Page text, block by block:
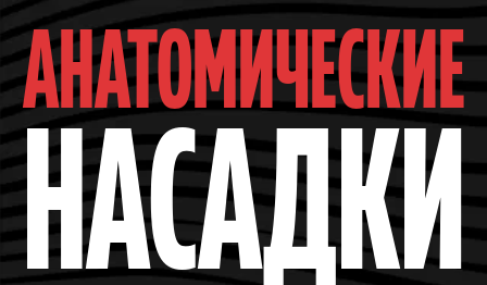
АНАТОМИЧЕСКИЕ
НАСАДКИ